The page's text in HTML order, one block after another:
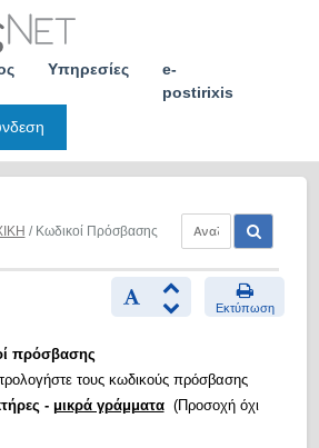
Υπηρεσίες
e-
postirixis
/ Κωδικοί Πρόσβασης
Εκτύπωση
πρόσβασης
τους κωδικούς πρόσβασης
- μικρά γράμματα(Προσοχή όχι